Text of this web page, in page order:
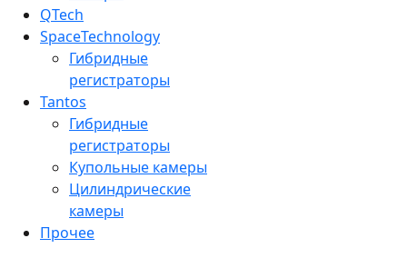
QTech
SpaceTechnology
Гибридные
регистраторы
Tantos
Гибридные
регистраторы
Купольные камеры
Цилиндрические
камеры
Прочее